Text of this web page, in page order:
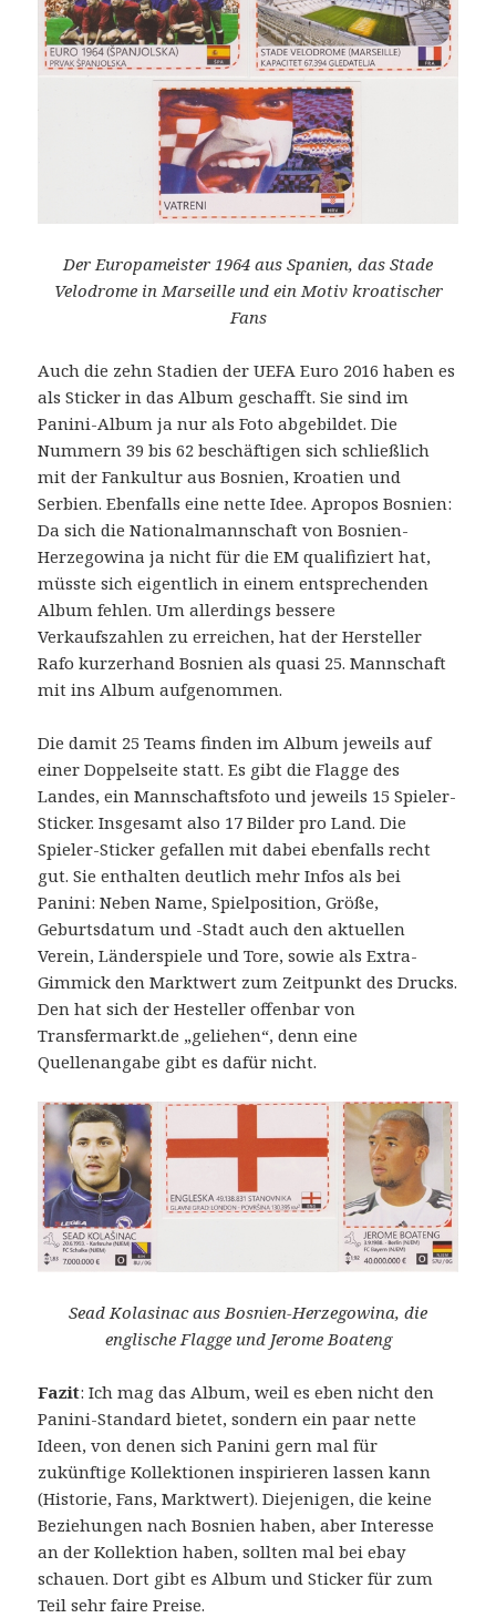
Der Europameister 1964 aus Spanien, das Stade
Velodrome in Marseille und ein Motiv kroatischer
Fans
Auch die zehn Stadien der UEFA Euro 2016 haben es
als Sticker in das Album geschafft. Sie sind im
Panini-Album ja nur als Foto abgebildet. Die
Nummern 39 bis 62 beschäftigen sich schließlich
mit der Fankultur aus Bosnien, Kroatien und
Serbien. Ebenfalls eine nette Idee. Apropos Bosnien:
Da sich die Nationalmannschaft von Bosnien-
Herzegowina ja nicht für die EM qualifiziert hat,
müsste sich eigentlich in einem entsprechenden
Album fehlen. Um allerdings bessere
Verkaufszahlen zu erreichen, hat der Hersteller
Rafo kurzerhand Bosnien als quasi 25. Mannschaft
mit ins Album aufgenommen.
Die damit 25 Teams finden im Album jeweils auf
einer Doppelseite statt. Es gibt die Flagge des
Landes, ein Mannschaftsfoto und jeweils 15 Spieler-
Sticker. Insgesamt also 17 Bilder pro Land. Die
Spieler-Sticker gefallen mit dabei ebenfalls recht
gut. Sie enthalten deutlich mehr Infos als bei
Panini: Neben Name, Spielposition, Größe,
Geburtsdatum und -Stadt auch den aktuellen
Verein, Länderspiele und Tore, sowie als Extra-
Gimmick den Marktwert zum Zeitpunkt des Drucks.
Den hat sich der Hesteller offenbar von
Transfermarkt.de „geliehen“, denn eine
Quellenangabe gibt es dafür nicht.
Sead Kolasinac aus Bosnien-Herzegowina, die
englische Flagge und Jerome Boateng
Fazit: Ich mag das Album, weil es eben nicht den
Panini-Standard bietet, sondern ein paar nette
Ideen, von denen sich Panini gern mal für
zukünftige Kollektionen inspirieren lassen kann
(Historie, Fans, Marktwert). Diejenigen, die keine
Beziehungen nach Bosnien haben, aber Interesse
an der Kollektion haben, sollten mal bei ebay
schauen. Dort gibt es Album und Sticker für zum
Teil sehr faire Preise.